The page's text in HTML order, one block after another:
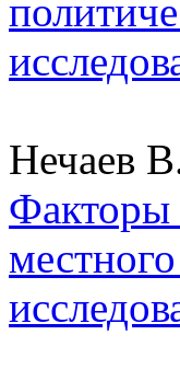
Нечаев
Факторы